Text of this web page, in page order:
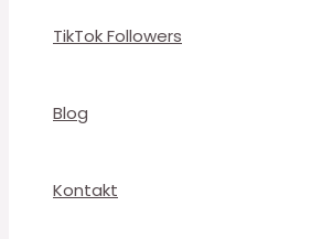
TikTok Followers
Blog
Kontakt